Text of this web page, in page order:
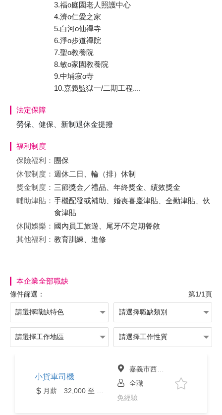
3.福o庭園老人照護中心
4.濟o仁愛之家
5.白河o仙禪寺
6.淨o步道禪院
7.聖o教養院
8.敏o家園教養院
9.中埔寂o寺
10.嘉義監獄一/二期工程....
法定保障
勞保、健保、新制退休金提撥
福利制度
保險福利： 團保
休假制度： 週休二日、輪（排）休制
獎金制度： 三節獎金／禮品、年終獎金、績效獎金
輔助津貼： 手機配發或補助、婚喪喜慶津貼、全勤津貼、伙
食津貼
休閒娛樂： 國內員工旅遊、尾牙/不定期餐敘
其他福利： 教育訓練、進修
本企業全部職缺
條件篩選： 第1/1頁
小貨車司機
嘉義市西區
全職
免經驗